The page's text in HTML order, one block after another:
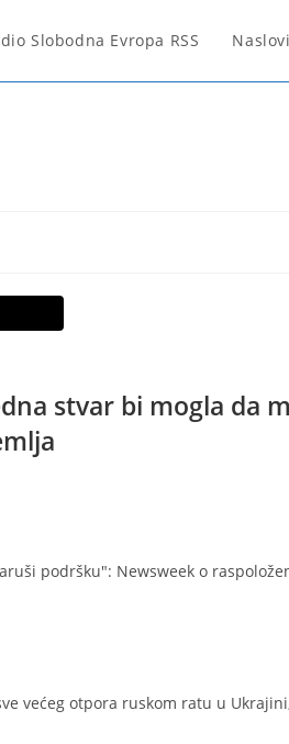
Slobodna Evropa RSS
stvar bi mogla da
većeg otpora ruskom ratu u